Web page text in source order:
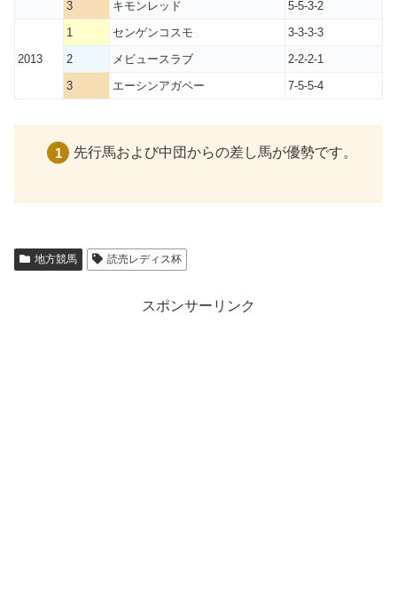
3
キモンレッド 5-5-3-2
2013
1 センゲンコスモ
3-3-3-3
2
メビュースラブ
2-2-2-1
3
エーシンアガペー 7-5-5-4
先行馬および中団からの差し馬が優勢です。
地方競馬 読売レディス杯
スポンサーリンク